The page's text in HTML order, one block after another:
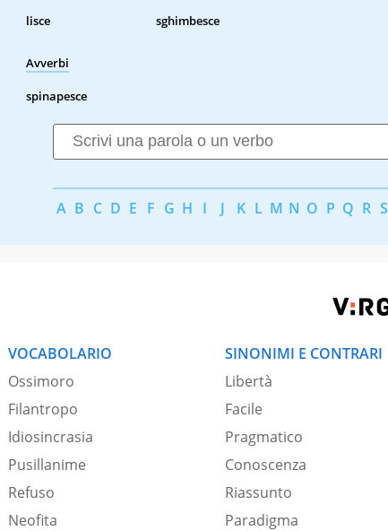
lisce sghimbesce
Avverbi
spinapesce
A B C D E F G H I J K L M N O P Q R S
VOCABOLARIO
Ossimoro
Filantropo
Idiosincrasia
Pusillanime
Refuso
Neofita
SINONIMI E CONTRARI
Libertà
Facile
Pragmatico
Conoscenza
Riassunto
Paradigma